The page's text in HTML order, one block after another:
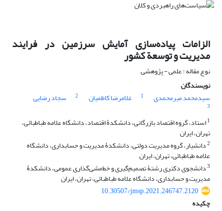
الزامات پیاده‌سازی آمایش سرزمین در فرایند
مدیریت و توسعة کشور
نوع مقاله : علمی - پژوهشی
نویسندگان
سیدمحمد میرمحمدی
1 غلامرضا کاظمیان 2 سجاد رضایی
3
1استاد، گروه اقتصاد بازرگانی، دانشکدۀ اقتصاد، دانشگاه علامه طباطبائی،
تهران، ایران
2دانشیار، گروه مدیریت دولتی، دانشکدۀ مدیریت و حسابداری، دانشگاه
علامه طباطبائی، تهران، ایران
3دانشجوی دکتری رشتۀ تصمیم‌گیری و خط‌مشی‌گذاری عمومی، دانشکدۀ
مدیریت و حسابداری، دانشگاه علامه طباطبائی، تهران، ایران
10.30507/jmsp.2021.246747.2120
چکیده